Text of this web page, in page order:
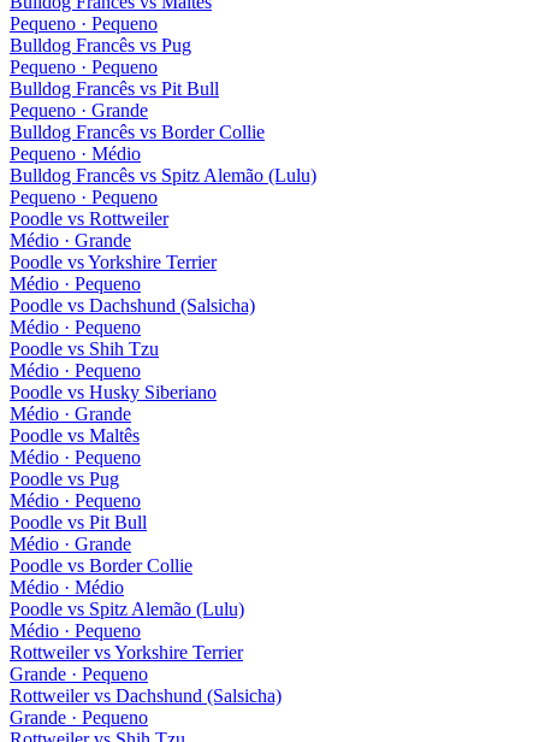
Pequeno · Pequeno
Bulldog Francês vs Pug
Pequeno · Pequeno
Bulldog Francês vs Pit Bull
Pequeno · Grande
Bulldog Francês vs Border Collie
Pequeno · Médio
Bulldog Francês vs Spitz Alemão (Lulu)
Pequeno · Pequeno
Poodle vs Rottweiler
Médio · Grande
Poodle vsYorkshire Terrier
Médio · Pequeno
Poodle vs Dachshund (Salsicha)
Médio · Pequeno
Poodle vs Shih Tzu
Médio · Pequeno
Poodle vs Husky Siberiano
Médio · Grande
Poodle vs Maltês
Médio · Pequeno
Poodle vs Pug
Médio · Pequeno
Poodle vs Pit Bull
Médio · Grande
Poodle vs Border Collie
Médio · Médio
Poodle vs Spitz Alemão (Lulu)
Médio · Pequeno
Rottweiler vsYorkshire Terrier
Grande · Pequeno
Rottweiler vs Dachshund (Salsicha)
Grande · Pequeno